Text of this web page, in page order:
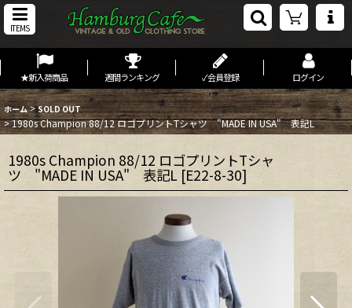
ITEMS
★新入荷商品 週間ランキング ✓会員登録 ログイン
ホーム > SOLD OUT
>1980s Champion 88/12 ロゴプリントTシャツ "MADE IN USA" 表記L
1980s Champion 88/12 ロゴプリントTシャ
ツ "MADE IN USA" 表記L [E22-8-30]